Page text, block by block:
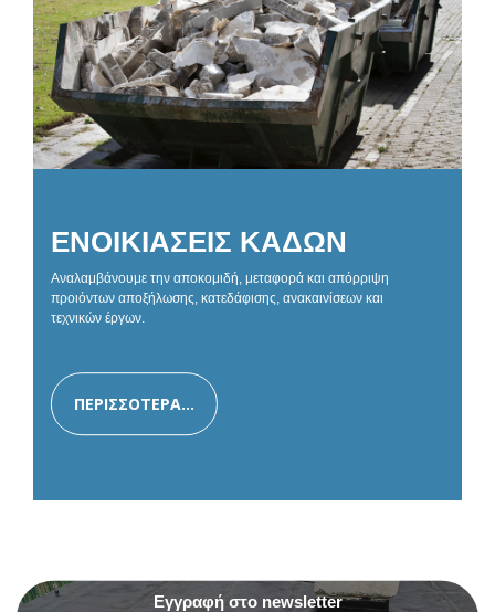
ΕΝΟΙΚΙΑΣΕΙΣ ΚΑΔΩΝ
Αναλαμβάνουμε την αποκομιδή, μεταφορά και απόρριψη
προιόντων αποξήλωσης, κατεδάφισης, ανακαινίσεων και
τεχνικών έργων.
ΠΕΡΙΣΣΟΤΕΡΑ...
Εγγραφή στο newsletter